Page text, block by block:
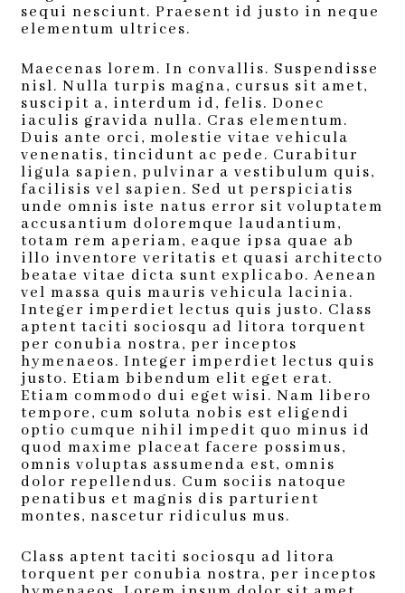
sequi nesciunt. Praesent id justo in neque
elementum ultrices.
Maecenas lorem. In convallis. Suspendisse
nisl. Nulla turpis magna, cursus sit amet,
suscipit a, interdum id, felis. Donec
iaculis gravida nulla. Cras elementum.
Duis ante orci, molestie vitae vehicula
venenatis, tincidunt ac pede. Curabitur
ligula sapien, pulvinar a vestibulum quis,
facilisis vel sapien. Sed ut perspiciatis
unde omnis iste natus error sit voluptatem
accusantium doloremque laudantium,
totam rem aperiam, eaque ipsa quae ab
illo inventore veritatis et quasi architecto
beatae vitae dicta sunt explicabo. Aenean
vel massa quis mauris vehicula lacinia.
Integer imperdiet lectus quis justo. Class
aptent taciti sociosqu ad litora torquent
per conubia nostra, per inceptos
hymenaeos. Integer imperdiet lectus quis
justo. Etiam bibendum elit eget erat.
Etiam commodo dui eget wisi. Nam libero
tempore, cum soluta nobis est eligendi
optio cumque nihil impedit quo minus id
quod maxime placeat facere possimus,
omnis voluptas assumenda est, omnis
dolor repellendus. Cum sociis natoque
penatibus et magnis dis parturient
montes, nascetur ridiculus mus.
Class aptent taciti sociosqu ad litora
torquent per conubia nostra, per inceptos